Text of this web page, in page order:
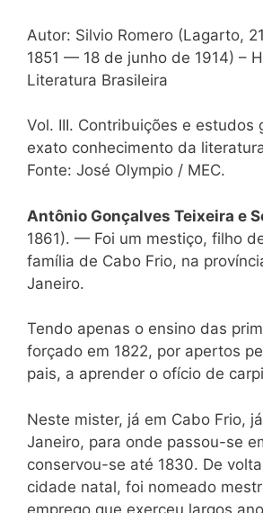
Autor: Silvio Romero (Lagarto,
1851 — 18 de junho de 1914) –
Literatura Brasileira
Vol. III. Contribuições e estudos
exato conhecimento da
Fonte: José Olympio / MEC.
Antônio Gonçalves Teixeira e
1861). — Foi um mestiço, filho
família de Cabo Frio, na
Janeiro.
Tendo apenas o ensino das
forçado em 1822, por apertos
pais, a aprender o ofício de
Neste mister, já em Cabo Frio,
Janeiro, para onde passou-se
conservou-se até 1830. De
cidade natal, foi nomeado
emprego que exerceu largos